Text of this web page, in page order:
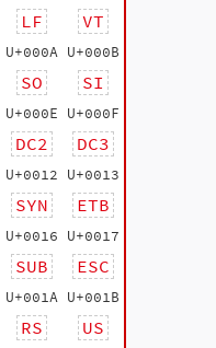
LF
U+000A
VT
U+000B
SO
U+000E
SI
U+000F
DC2
U+0012
DC3
U+0013
SYN
U+0016
ETB
U+0017
SUB
U+001A
ESC
U+001B
RS US